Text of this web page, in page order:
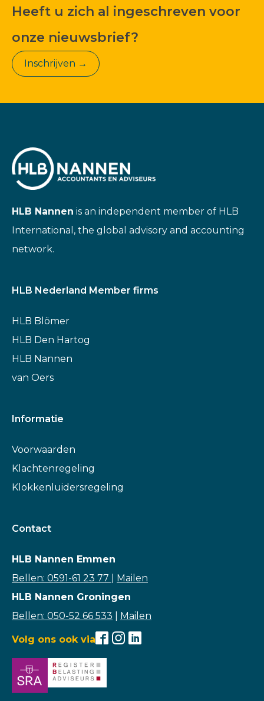
Heeft u zich al ingeschreven voor
onze nieuwsbrief?
Inschrijven →
HLB Nannen is an independent member of HLB
International, the global advisory and accounting
network.
HLB Nederland Member firms
HLB Blömer
HLB Den Hartog
HLB Nannen
van Oers
Informatie
Voorwaarden
Klachtenregeling
Klokkenluidersregeling
Contact
HLB Nannen Emmen
Bellen: 0591-61 23 77
Mailen
HLB Nannen Groningen
Bellen: 050-52 66 533
Mailen
Volg ons ook via